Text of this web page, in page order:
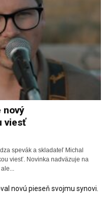
nový
viesť
spevák a skladateľ Michal
viesť. Novinka nadväzuje na
novú pieseň svojmu synovi.